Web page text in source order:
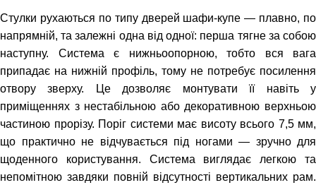
Стулки рухаються по типу дверей шафи-купе — плавно, по
напрямній, та залежні одна від одної: перша тягне за собою
наступну. Система є нижньоопорною, тобто вся вага
припадає на нижній профіль, тому не потребує посилення
отвору зверху. Це дозволяє монтувати її навіть у
приміщеннях з нестабільною або декоративною верхньою
частиною прорізу. Поріг системи має висоту всього 7,5 мм,
що практично не відчувається під ногами — зручно для
щоденного користування. Система виглядає легкою та
непомітною завдяки повній відсутності вертикальних рам.